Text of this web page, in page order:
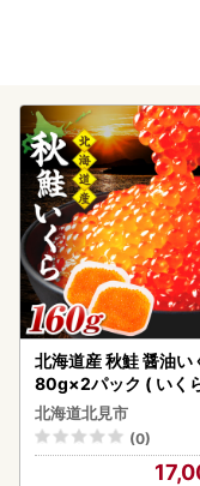
北海道産 秋鮭 醤油い
80g×2パック ( いく
クラ 魚卵 鮭 サケ さけ
くら 醤油漬け パック
道産 ふるさと納税 秋
北海道北見市
(0)